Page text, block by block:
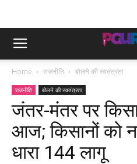
Home राजनीति बोलने की स्वतंत्रता
राजनीति बोलने की स्वतंत्रता
जंतर-मंतर पर
आज; किसानों को
धारा 144 लागू